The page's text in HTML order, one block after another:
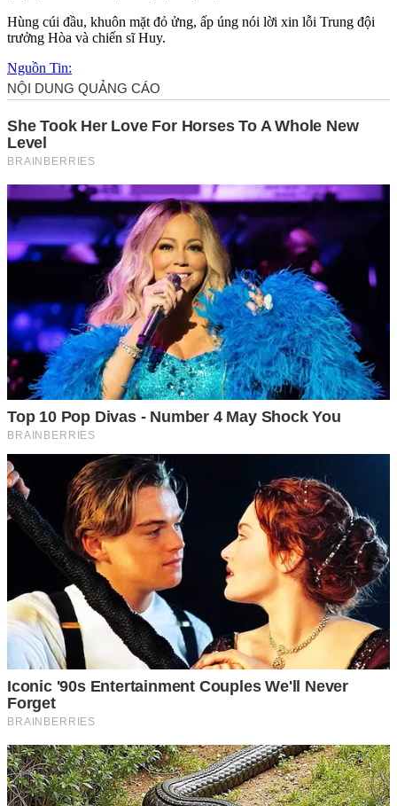
Hùng cúi đầu, khuôn mặt đỏ ửng, ấp úng nói lời xin lỗi Trung đội
trưởng Hòa và chiến sĩ Huy.
Nguồn Tin: